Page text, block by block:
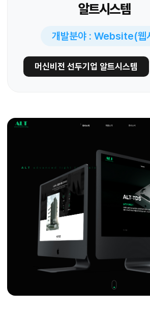
알트시스템
개발분야 : Website(웹
머신비전 선두기업 알트시스템